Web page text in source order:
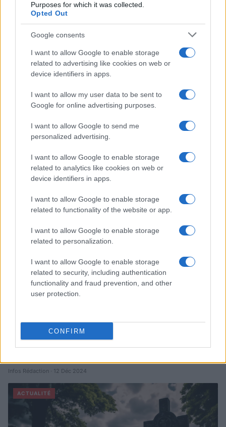
Purposes for which it was collected.
Opted Out
Google consents
I want to allow Google to enable storage
related to advertising like cookies on web or
device identifiers in apps.
I want to allow my user data to be sent to
Google for online advertising purposes.
I want to allow Google to send me
personalized advertising.
I want to allow Google to enable storage
related to analytics like cookies on web or
device identifiers in apps.
I want to allow Google to enable storage
related to functionality of the website or app.
I want to allow Google to enable storage
related to personalization.
I want to allow Google to enable storage
related to security, including authentication
functionality and fraud prevention, and other
user protection.
CONFIRM
À lire aussi
ACTUALITÉ
Rétablir la Sécurité Après un Cambriolage : Solutions Rapides
Infos Rédaction · 12 Déc 2024
ACTUALITÉ